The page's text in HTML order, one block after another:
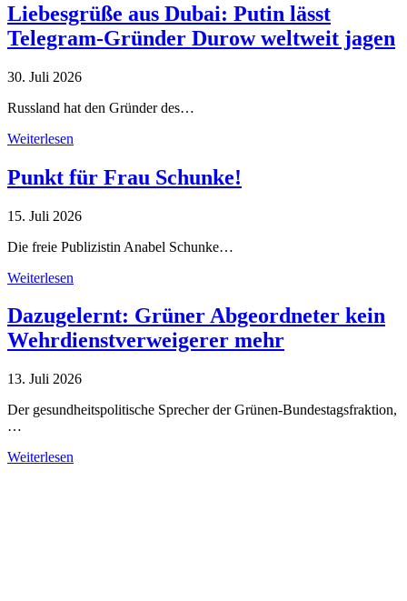
Liebesgrüße aus Dubai: Putin lässt
Telegram-Gründer Durow weltweit jagen
30. Juli 2026
Russland hat den Gründer des…
Weiterlesen
Punkt für Frau Schunke!
15. Juli 2026
Die freie Publizistin Anabel Schunke…
Weiterlesen
Dazugelernt: Grüner Abgeordneter kein
Wehrdienstverweigerer mehr
13. Juli 2026
Der gesundheitspolitische Sprecher der Grünen-Bundestagsfraktion,
…
Weiterlesen